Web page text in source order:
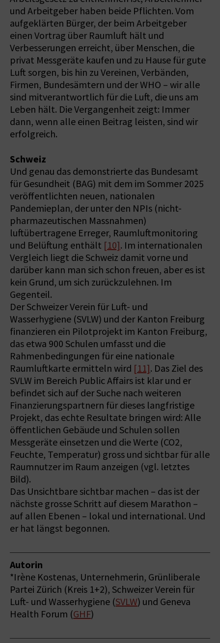
und Arbeitgeber haben beide Pflichten. Vom
aufgeklärten Bürger, der beim Arbeitgeber
einen Vortrag über Raumluft hält und
Verbesserungen erreicht, über Menschen, die
privat Messgeräte kaufen und zu Hause für gute
Luft sorgen, bis hin zu Vereinen, Verbänden,
Firmen, Bundesämtern und der WHO – wir alle
sind mitverantwortlich für die Luft, die uns am
Leben hält. Die Vergangenheit zeigt: Immer
dann, wenn alle einen Beitrag leisten, sind wir
erfolgreich.
Schweiz
Und genau das demonstrierte das Bundesamt
für Gesundheit (BAG) mit dem im Sommer 2025
veröffentlichten neuen, nationalen
Pandemieplan, der unter den NPIs (nicht-
pharmazeutischen Massnahmen)
luftübertragene Erreger, Raumluftmonitoring
und Belüftung enthält [10]. Im internationalen
Vergleich liegt die Schweiz damit vorne und
darüber kann man sich schon freuen, aber es ist
kein Grund, um sich zurückzulehnen. Im
Gegenteil.
Der Schweizer Verein für Luft- und
Wasserhygiene (SVLW) und der Kanton Freiburg
finanzieren ein Pilotprojekt im Kanton Freiburg,
das etwa 900 Schulen umfasst und die
Rahmenbedingungen für eine nationale
Raumluftkarte ermitteln wird [11]. Das Ziel des
SVLW im Bereich Public Affairs ist klar und er
befindet sich auf der Suche nach weiteren
Finanzierungspartnern für dieses langfristige
Projekt, das echte Resultate bringen wird: Alle
öffentlichen Gebäude und Schulen sollen
Messgeräte einsetzen und die Werte (CO2,
Feuchte, Temperatur) gross und sichtbar für alle
Raumnutzer im Raum anzeigen (vgl. letztes
Bild).
Das Unsichtbare sichtbar machen – das ist der
nächste grosse Schritt auf diesem Marathon –
auf allen Ebenen – lokal und international. Und
er hat längst begonnen.
Autorin
*Irène Kostenas, Unternehmerin, Grünliberale
Partei Zürich (Kreis 1+2), Schweizer Verein für
Luft- und Wasserhygiene (SVLW) und Geneva
Health Forum (GHF)